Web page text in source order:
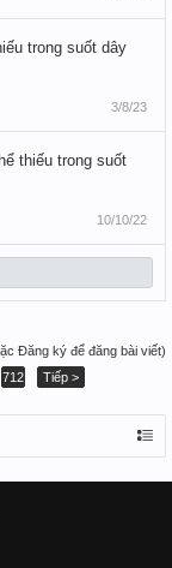
trong suốt dây
3/8/23
thiếu trong suốt
10/10/22
Đăng ký để đăng bài viết)
712 Tiếp >